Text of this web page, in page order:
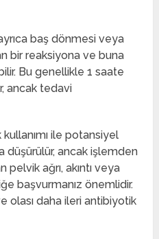
baş dönmesi veya
bir reaksiyona ve buna
Bu genellikle 1 saate
ancak tedavi
ile potansiyel
düşürülür, ancak işlemden
ağrı, akıntı veya
başvurmanız önemlidir.
olası daha ileri antibiyotik